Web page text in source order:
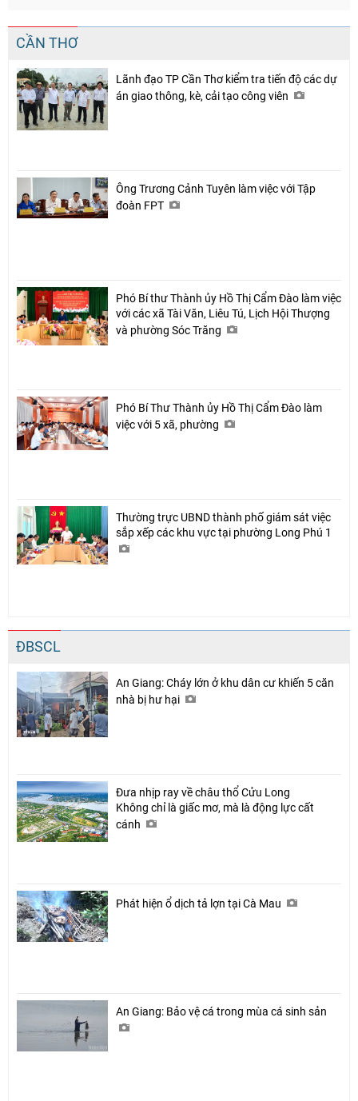
CẦN THƠ
Lãnh đạo TP Cần Thơ kiểm tra tiến độ các dự
án giao thông, kè, cải tạo công viên
Ông Trương Cảnh Tuyên làm việc với Tập
đoàn FPT
Phó Bí thư Thành ủy Hồ Thị Cẩm Đào làm việc
với các xã Tài Văn, Liêu Tú, Lịch Hội Thượng
và phường Sóc Trăng
Phó Bí Thư Thành ủy Hồ Thị Cẩm Đào làm
việc với 5 xã, phường
Thường trực UBND thành phố giám sát việc
sắp xếp các khu vực tại phường Long Phú 1
ĐBSCL
An Giang: Cháy lớn ở khu dân cư khiến 5 căn
nhà bị hư hại
Đưa nhịp ray về châu thổ Cửu Long
Không chỉ là giấc mơ, mà là động lực cất
cánh
Phát hiện ổ dịch tả lợn tại Cà Mau
An Giang: Bảo vệ cá trong mùa cá sinh sản